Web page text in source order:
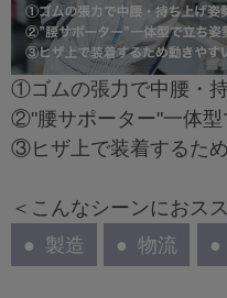
①ゴムの張力で中腰・
②"腰サポーター"一体型
③ヒザ上で装着するた
＜こんなシーンにおス
製造
物流